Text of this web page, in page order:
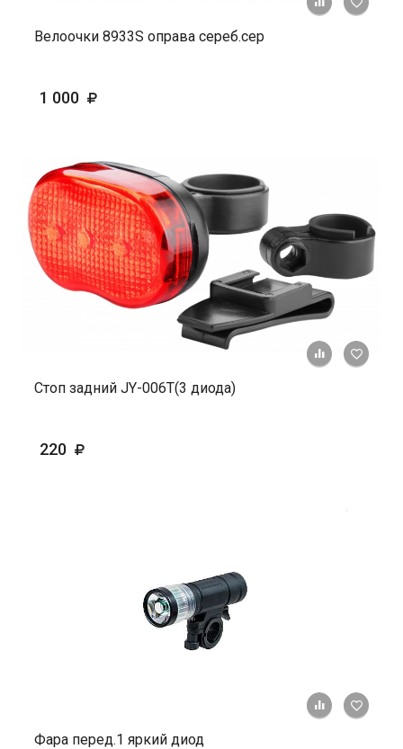
Велоочки 8933S оправа сереб.сер
1 000
+ К
Стоп задний JY-006Т(3 диода)
220
+ К
Фара перед.1 яркий диод